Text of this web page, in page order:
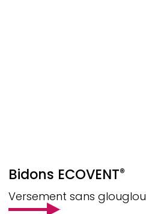
Bidons ECOVENT®
Versement sans glouglou